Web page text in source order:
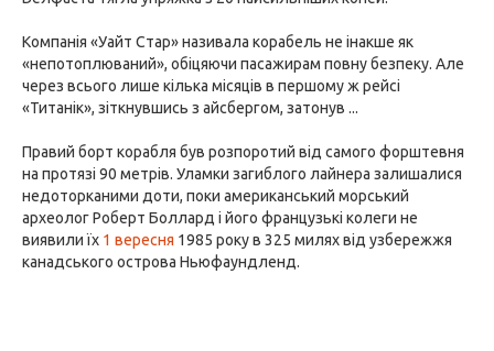
Компанія «Уайт Стар» називала корабель не інакше як
«непотоплюваний», обіцяючи пасажирам повну безпеку. Але
через всього лише кілька місяців в першому ж рейсі
«Титанік», зіткнувшись з айсбергом, затонув ...
Правий борт корабля був розпоротий від самого форштевня
на протязі 90 метрів. Уламки загиблого лайнера залишалися
недоторканими доти, поки американський морський
археолог Роберт Боллард і його французькі колеги не
виявили їх 1 вересня 1985 року в 325 милях від узбережжя
канадського острова Ньюфаундленд.